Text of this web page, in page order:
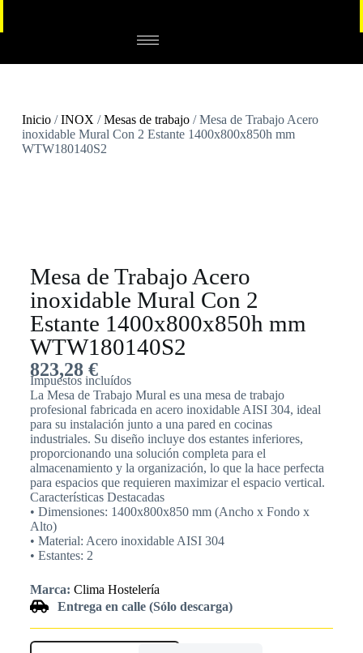
Inicio/INOX /Mesas de trabajo/ Mesa de Trabajo Acero
inoxidable Mural Con 2 Estante 1400x800x850h mm
WTW180140S2
Mesa de Trabajo Acero
inoxidable Mural Con 2
Estante 1400x800x850h mm
WTW180140S2
823,28 €
Impuestos incluídos
La Mesa de Trabajo Mural es una mesa de trabajo
profesional fabricada en acero inoxidable AISI 304, ideal
para su instalación junto a una pared en cocinas
industriales. Su diseño incluye dos estantes inferiores,
proporcionando una solución completa para el
almacenamiento y la organización, lo que la hace perfecta
para espacios que requieren maximizar el espacio vertical.
Características Destacadas
• Dimensiones: 1400x800x850 mm (Ancho x Fondo x
Alto)
• Material: Acero inoxidable AISI 304
• Estantes: 2
Marca: Clima Hostelería
Entrega en calle (Sólo descarga)